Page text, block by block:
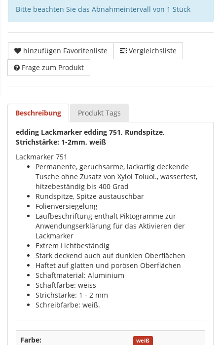
Bitte beachten Sie das Abnahmeintervall von 1 Stück
hinzufügen Favoritenliste
Vergleichsliste
Frage zum Produkt
Beschreibung Produkt Tags
edding Lackmarker edding 751, Rundspitze,
Strichstärke: 1-2mm, weiß
Lackmarker 751
Permanente, geruchsarme, lackartig deckende
Tusche ohne Zusatz von Xylol Toluol., wasserfest,
hitzebeständig bis 400 Grad
Rundspitze, Spitze austauschbar
Folienversiegelung
Laufbeschriftung enthält Piktogramme zur
Anwendungserklärung für das Aktivieren der
Lackmarker
Extrem Lichtbeständig
Stark deckend auch auf dunklen Oberflächen
Haftet auf glatten und porösen Oberflächen
Schaftmaterial: Aluminium
Schaftfarbe: weiss
Strichstärke: 1 - 2 mm
Schreibfarbe: weiß.
Farbe: weiß